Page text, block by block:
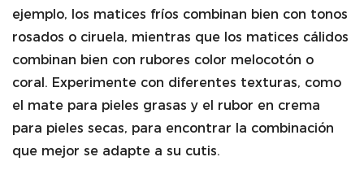
ejemplo, los matices fríos combinan bien con tonos
rosados ​​o ciruela, mientras que los matices cálidos
combinan bien con rubores color melocotón o
coral. Experimente con diferentes texturas, como
el mate para pieles grasas y el rubor en crema
para pieles secas, para encontrar la combinación
que mejor se adapte a su cutis.